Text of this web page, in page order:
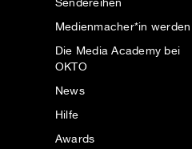
Sendereihen
Medienmacher*in werden
Die Media Academy bei
OKTO
News
Hilfe
Awards